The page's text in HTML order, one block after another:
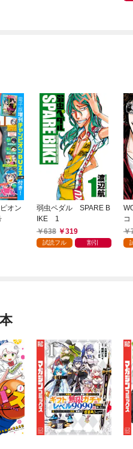
オン
弱虫ペダル SPARE B
IKE 1
638
319
試読フル 割引